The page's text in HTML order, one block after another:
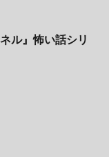
ル』怖い話シリ